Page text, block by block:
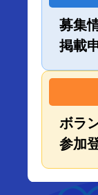
募集
掲載
ボラ
参加